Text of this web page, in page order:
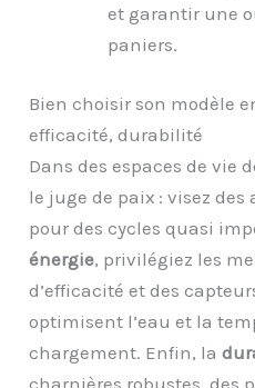
et garantir une
paniers.
Bien choisir son modèle
efficacité, durabilité
Dans des espaces de vie
le juge de paix : visez
pour des cycles quasi
énergie, privilégiez les
d’efficacité et des
optimisent l’eau et la
chargement. Enfin, la